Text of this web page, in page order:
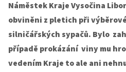
Náměstek Kraje Vysočina
obviněni z pletich při
silničářských sypačů. Bylo
případě prokázání viny mu
vedením Kraje to ale ani